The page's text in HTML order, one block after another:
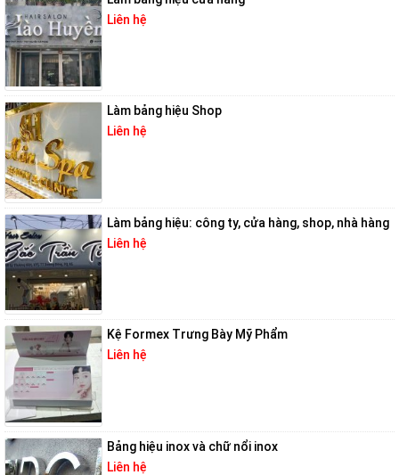
Liên hệ
Làm bảng hiệu Shop
Liên hệ
Làm bảng hiệu: công ty, cửa hàng, shop, nhà hàng
Liên hệ
Kệ Formex Trưng Bày Mỹ Phẩm
Liên hệ
Bảng hiệu inox và chữ nổi inox
Liên hệ